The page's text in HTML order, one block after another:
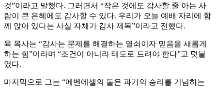
것”이라고 말했다. 그러면서 “작은 것에도 감사할 줄 아는 사
람이 큰 은혜에도 감사할 수 있다. 우리가 오늘 예배 자리에 함
께 앉아 있다는 사실 자체가 감사 제목”이라고 전했다.
육 목사는 “감사는 문제를 해결하는 열쇠이자 믿음을 새롭게
하는 힘”이라며 “조건이 아니라 태도로 드려야 한다”고 덧붙
였다.
마지막으로 그는 “에벤에셀의 돌은 과거의 승리를 기념하는